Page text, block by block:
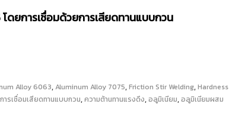
ดยการเชื่อมด้วยการเสียดทานแบบกวน
Alloy 6063,Aluminum Alloy 7075,Friction Stir Welding,Hardness
การเชื่อมเสียดทานแบบกวน,ความต้านทานแรงดึง,อลูมิเนียม,อลูมิเนียมผสม